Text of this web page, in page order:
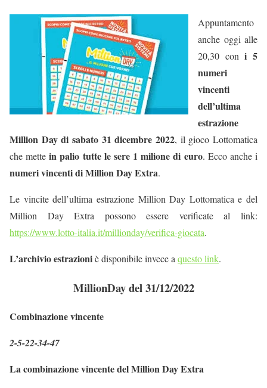
Appuntamento
anche oggi alle
20,30 coni 5
numeri
vincenti
dell’ultima
estrazione
Million Day di sabato 31 dicembre 2022, il gioco Lottomatica
che mettein palio tutte le sere 1 milione di euro. Ecco anche i
numeri vincenti di Million Day Extra.
Le vincite dell’ultima estrazione Million Day Lottomatica e del
Million Day Extra possono essere verificate al link:
https://www.lotto-italia.it/millionday/verifica-giocata.
L’archivio estrazioniè disponibile invece a questo link.
MillionDay del 31/12/2022
Combinazione vincente
2-5-22-34-47
La combinazione vincente del Million Day Extra